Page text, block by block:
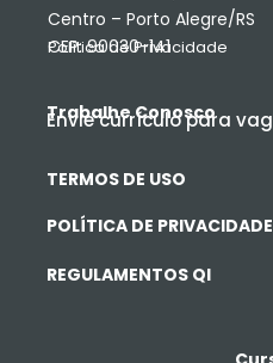
Centro – Porto Alegre/RS
CEP: 90030-141
Política de Privacidade
Trabalhe Conosco
Envie currículo para
TERMOS DE USO
POLÍTICA DE PRIVACIDADE
REGULAMENTOS QI